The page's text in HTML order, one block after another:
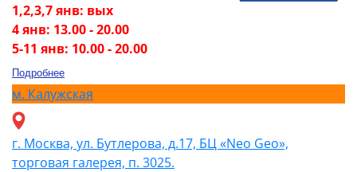
1,2,3,7 янв: вых
4 янв: 13.00 - 20.00
5-11 янв: 10.00 - 20.00
Подробнее
м. Калужская
г. Москва, ул. Бутлерова, д.17, БЦ «Neo Geo»,
торговая галерея, п. 3025.